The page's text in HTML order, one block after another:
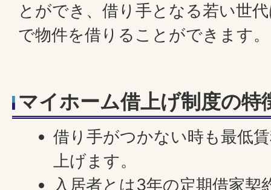
とができ、借り手となる若い世
で物件を借りることができます。
マイホーム借上げ制度の特
借り手がつかない時も最低
上げます。
入居者とは3年の定期借家契